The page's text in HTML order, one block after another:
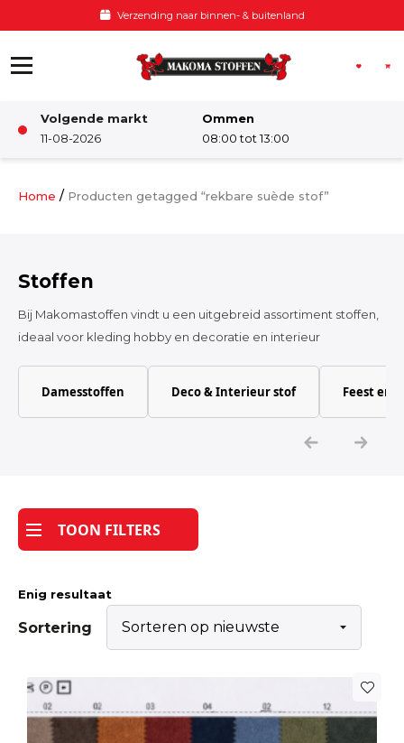
Verzending naar binnen- & buitenland
Volgende markt
11-08-2026
Ommen
08:00 tot 13:00
Damesstoffen
Katoen
Tijdpakker stof
Home / Producten getagged “rekbare suède stof”
Stoffen
Bij Makomastoffen vindt u een uitgebreid assortiment stoffen,
ideaal voor kleding hobby en decoratie en interieur
Damesstoffen Deco & Interieur stof Feest en
TOON FILTERS
Enig resultaat
Sortering
Dit
product
heeft